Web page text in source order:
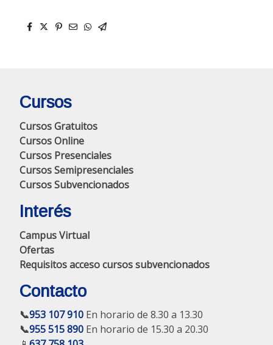
Cursos
Cursos Gratuitos
Cursos Online
Cursos Presenciales
Cursos Semipresenciales
Cursos Subvencionados
Interés
Campus Virtual
Ofertas
Requisitos acceso cursos subvencionados
Contacto
📞953 107 910 En horario de 8.30 a 13.30
📞955 515 890 En horario de 15.30 a 20.30